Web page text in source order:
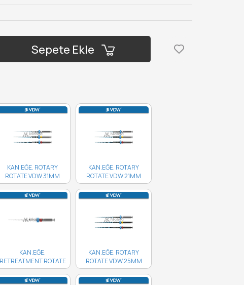
Sepete Ekle
KAN.EĞE. ROTARY
ROTATE VDW 31MM
ASORTİ 3'LÜ..
KAN.EĞE. ROTARY
ROTATE VDW 21MM
ASORTİ 3'LÜ..
KAN.EĞE.
RETREATMENT ROTATE
21MM 25/05 4'LÜ..
KAN.EĞE. ROTARY
ROTATE VDW 25MM
60/04 4'LÜ..